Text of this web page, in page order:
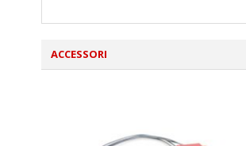
ACCESSORI